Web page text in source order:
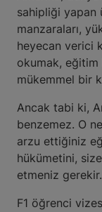
sahipliği yapan
manzaraları,
heyecan verici
okumak,
mükemmel bir
Ancak tabi ki,
benzemez. O
arzu ettiğiniz
hükümetini,
etmeniz gerekir.
F1 öğrenci vizesi